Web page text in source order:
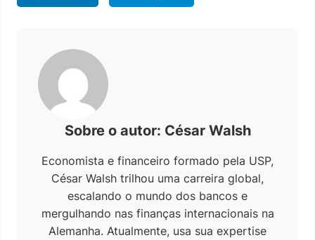
Sobre o autor: César Walsh
Economista e financeiro formado pela USP,
César Walsh trilhou uma carreira global,
escalando o mundo dos bancos e
mergulhando nas finanças internacionais na
Alemanha. Atualmente, usa sua expertise